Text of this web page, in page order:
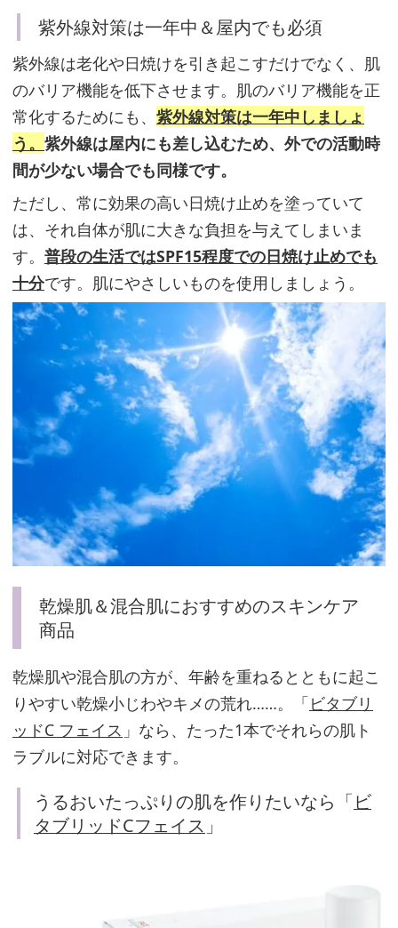
ン
ア
ミ
ド」
を
プ
ラ
ニ
キ
ビ
や
脂
が
気
る
な
「ビ
タ
ン
C」
を
プ
ラ
ス
紫外線対策は一年中＆屋内でも必須
紫外線は老化や日焼けを引き起こすだけでなく、肌
のバリア機能を低下させます。肌のバリア機能を正
常化するためにも、 紫外線対策は一年中しましょ
う。 紫外線は屋内にも差し込むため、外での活動時
間が少ない場合でも同様です。
ただし、常に効果の高い日焼け止めを塗っていて
は、それ自体が肌に大きな負担を与えてしまいま
す。 普段の生活ではSPF15程度での日焼け止めでも
十分です。肌にやさしいものを使用しましょう。
乾燥肌＆混合肌におすすめのスキンケア
商品
乾燥肌や混合肌の方が、年齢を重ねるとともに起こ
りやすい乾燥小じわやキメの荒れ……。「ビタブリ
ッドC フェイス 」なら、たった1本でそれらの肌ト
ラブルに対応できます。
うるおいたっぷりの肌を作りたいなら「ビ
タブリッドCフェイス 」